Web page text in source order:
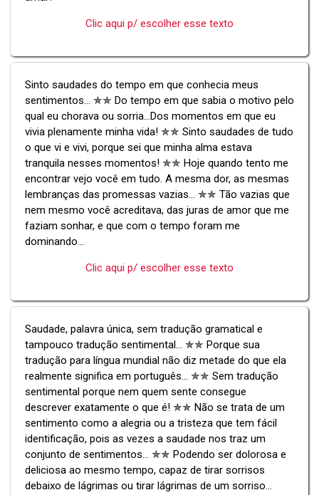
Clic aqui p/ escolher esse texto
Sinto saudades do tempo em que conhecia meus
sentimentos... ✯✯ Do tempo em que sabia o motivo pelo
qual eu chorava ou sorria...Dos momentos em que eu
vivia plenamente minha vida! ✯✯ Sinto saudades de tudo
o que vi e vivi, porque sei que minha alma estava
tranquila nesses momentos! ✯✯ Hoje quando tento me
encontrar vejo você em tudo. A mesma dor, as mesmas
lembranças das promessas vazias... ✯✯ Tão vazias que
nem mesmo você acreditava, das juras de amor que me
faziam sonhar, e que com o tempo foram me
dominando...
Clic aqui p/ escolher esse texto
Saudade, palavra única, sem tradução gramatical e
tampouco tradução sentimental... ✯✯ Porque sua
tradução para língua mundial não diz metade do que ela
realmente significa em português... ✯✯ Sem tradução
sentimental porque nem quem sente consegue
descrever exatamente o que é! ✯✯ Não se trata de um
sentimento como a alegria ou a tristeza que tem fácil
identificação, pois as vezes a saudade nos traz um
conjunto de sentimentos... ✯✯ Podendo ser dolorosa e
deliciosa ao mesmo tempo, capaz de tirar sorrisos
debaixo de lágrimas ou tirar lágrimas de um sorriso...